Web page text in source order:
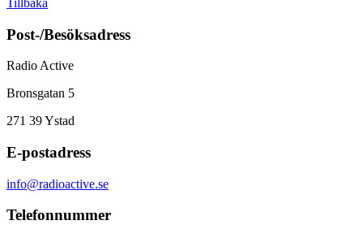
Post-/Besöksadress
Radio Active
Bronsgatan 5
271 39Ystad
E-postadress
info@radioactive.se
Telefonnummer